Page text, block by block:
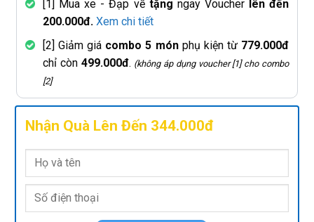
[1] Mua xe - Đạp về tặng ngay Voucher lên đến
200.000đ. Xem chi tiết
[2] Giảm giá combo 5 mónphụ kiện từ 779.000đ
chỉ còn 499.000đ. (không áp dụng voucher [1] cho combo
[2]
Nhận Quà Lên Đến 344.000đ